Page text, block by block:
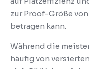
zur Proof-Größe
betragen kann.
Während die
häufig von